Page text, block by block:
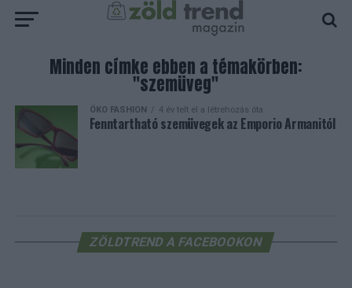
Minden címke ebben a témakörben:
"szemüveg"
ÖKO FASHION 4 év telt el a létrehozás óta
Fenntartható szemüvegek az Emporio Armanitól
ZÖLDTREND A FACEBOOKON